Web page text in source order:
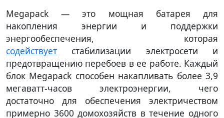
Megapack — это мощная батарея для
накопления энергии и поддержки
энергообеспечения, которая
содействует стабилизации электросети и
предотвращению перебоев в ее работе. Каждый
блок Megapack способен накапливать более 3,9
мегаватт-часов электроэнергии, чего
достаточно для обеспечения электричеством
примерно 3600 домохозяйств в течение одного